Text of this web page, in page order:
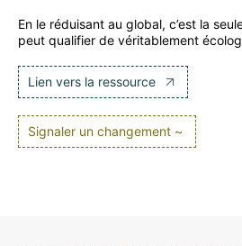
En le réduisant au global, c’est la
peut qualifier de véritablement
Lien vers la ressource
Signaler un changement ~